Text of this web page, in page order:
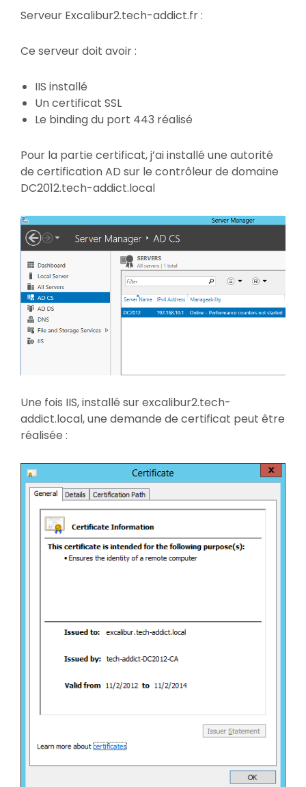
Serveur Excalibur2.tech-addict.fr :
Ce serveur doit avoir :
IIS installé
Un certificat SSL
Le binding du port 443 réalisé
Pour la partie certificat, j’ai installé une autorité
de certification AD sur le contrôleur de domaine
DC2012.tech-addict.local
Une fois IIS, installé sur excalibur2.tech-
addict.local, une demande de certificat peut être
réalisée :